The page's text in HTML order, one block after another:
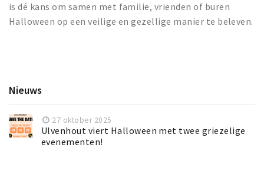
is dé kans om samen met familie, vrienden of buren
Halloween op een veilige en gezellige manier te beleven.
Nieuws
27 oktober 2025
Ulvenhout viert Halloween met twee griezelige
evenementen!